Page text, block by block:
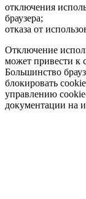
отключения
браузера;
отказа от
Отключение
может привести к
Большинство
блокировать
управлению
документации на